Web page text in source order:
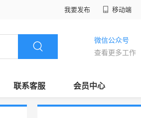
我要发布 移动端
微信公众号
查看更多工作
联系客服 会员中心